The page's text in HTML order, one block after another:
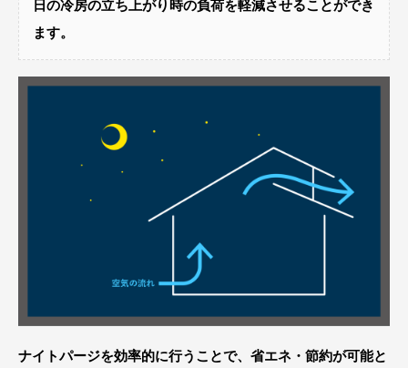
日の冷房の立ち上がり時の負荷を軽減させることができ
ます。
ナイトパージを効率的に行うことで、省エネ・節約が可能と